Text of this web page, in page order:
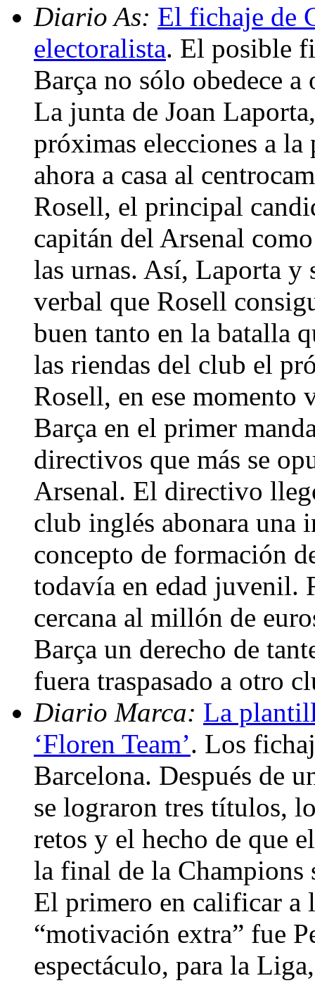
Diario As: El fichaje de
electoralista. El posible
Barça no sólo obedece
La junta de Joan
próximas elecciones a
ahora a casa al
Rosell, el principal
capitán del Arsenal
las urnas. Así, Laporta y
verbal que Rosell
buen tanto en la batalla
las riendas del club el
Rosell, en ese momento
Barça en el primer
directivos que más se
Arsenal. El directivo
club inglés abonara una
concepto de formación
todavía en edad juvenil.
cercana al millón de
Barça un derecho de
fuera traspasado a otro
Diario Marca: La
‘Floren Team’. Los
Barcelona. Después de
se lograron tres títulos,
retos y el hecho de que
la final de la Champions
El primero en calificar a
“motivación extra” fue
espectáculo, para la